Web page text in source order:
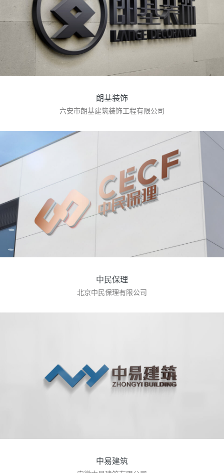
朗基装饰
六安市朗基建筑装饰工程有限公司
中民保理
北京中民保理有限公司
中易建筑